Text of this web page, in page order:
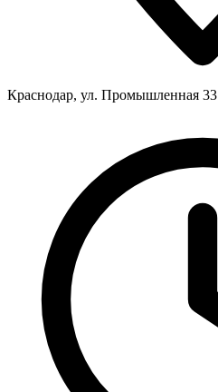
Краснодар, ул. Промышленная 33